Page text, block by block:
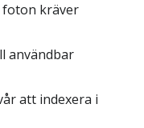
foton kräver
användbar
att indexera i